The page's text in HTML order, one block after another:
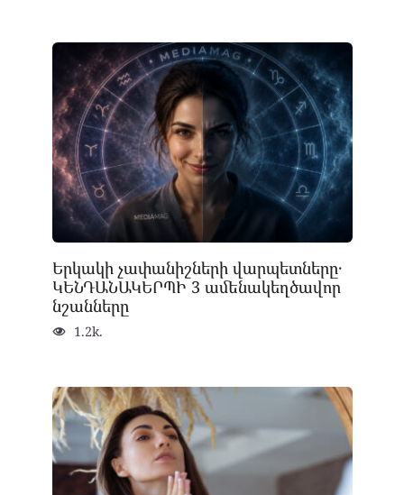
Երկակի չափանիշների վարպետները․
ԿԵՆԴԱՆԱԿԵՐՊԻ 3 ամենակեղծավոր
նշանները
1.2k.